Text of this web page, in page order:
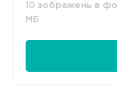
10 зображень в
МБ